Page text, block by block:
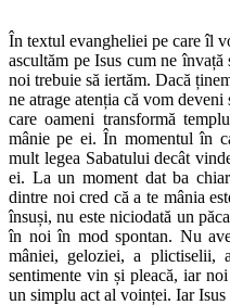
În textul evangheliei pe care îl
ascultăm pe Isus cum ne
noi trebuie să iertăm. Dacă
ne atrage atenția că vom
care oameni transformă
mânie pe ei. În momentul în
mult legea Sabatului decât
ei. La un moment dat ba
dintre noi cred că a te mânia
însuși, nu este niciodată un
în noi în mod spontan. Nu
mâniei, geloziei, a plictiselii,
sentimente vin și pleacă, iar
un simplu act al voinței. Iar Isus